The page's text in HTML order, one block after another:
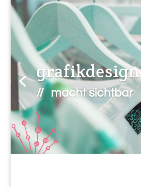
grafikdesign
// macht sichtbar